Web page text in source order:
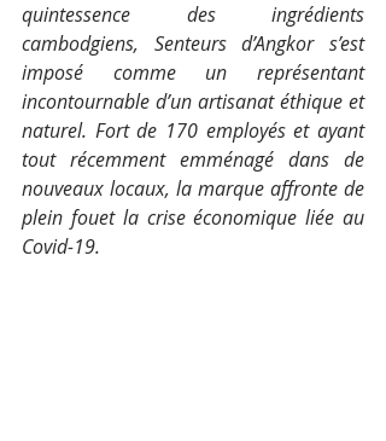
quintessence des ingrédients
cambodgiens, Senteurs d’Angkor s’est
imposé comme un représentant
incontournable d’un artisanat éthique et
naturel. Fort de 170 employés et ayant
tout récemment emménagé dans de
nouveaux locaux, la marque affronte de
plein fouet la crise économique liée au
Covid-19.